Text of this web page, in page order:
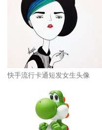
快手流行卡通短发女生头像